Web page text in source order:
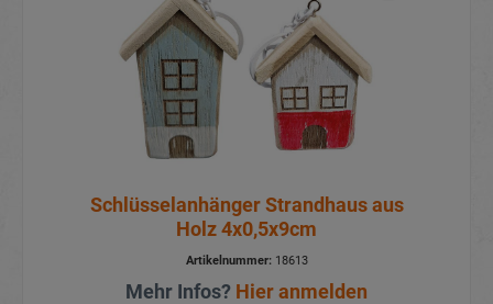
Schlüsselanhänger Strandhaus aus
Holz 4x0,5x9cm
Artikelnummer:18613
Mehr Infos? Hier anmelden